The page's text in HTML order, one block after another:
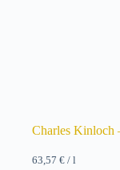
Charles Kinloch
63,57 € / l